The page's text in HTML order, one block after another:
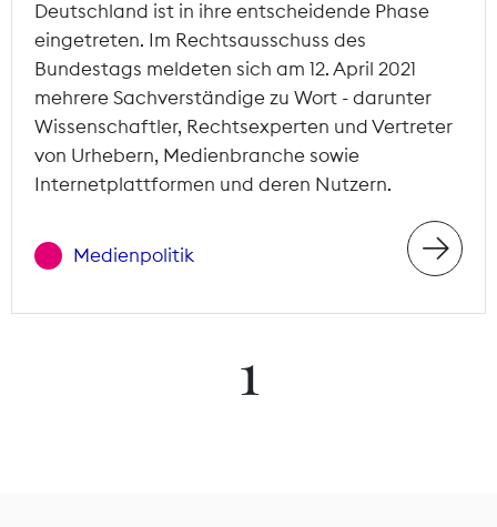
Deutschland ist in ihre entscheidende Phase
eingetreten. Im Rechtsausschuss des
Bundestags meldeten sich am 12. April 2021
mehrere Sachverständige zu Wort - darunter
Wissenschaftler, Rechtsexperten und Vertreter
von Urhebern, Medienbranche sowie
Internetplattformen und deren Nutzern.
Medienpolitik
1